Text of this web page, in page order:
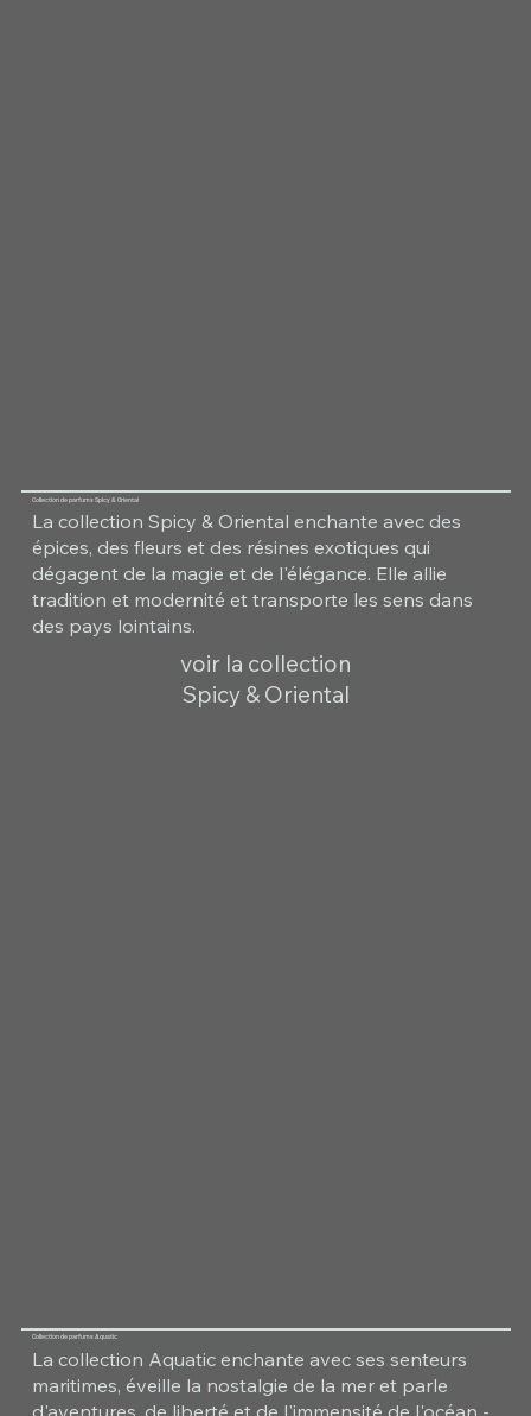
Collection de parfums Spicy & Oriental
La collection Spicy & Oriental enchante avec des
épices, des fleurs et des résines exotiques qui
dégagent de la magie et de l'élégance. Elle allie
tradition et modernité et transporte les sens dans
des pays lointains.
voir la collection
Spicy & Oriental
Collection de parfums Aquatic
La collection Aquatic enchante avec ses senteurs
maritimes, éveille la nostalgie de la mer et parle
d'aventures, de liberté et de l'immensité de l'océan -